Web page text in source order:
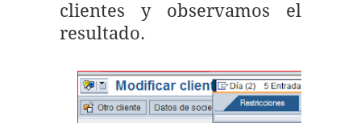
clientes y observamos el
resultado.